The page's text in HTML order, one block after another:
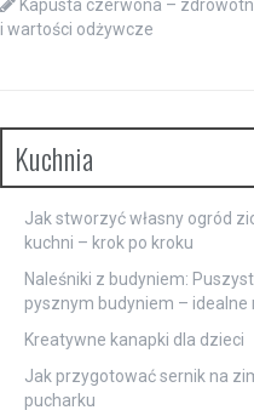
Kapusta czerwona –
i wartości odżywcze
Kuchnia
Jak stworzyć własny ogród
kuchni – krok po kroku
Naleśniki z budyniem:
pysznym budyniem – idealne
Kreatywne kanapki dla dzieci
Jak przygotować sernik na
pucharku